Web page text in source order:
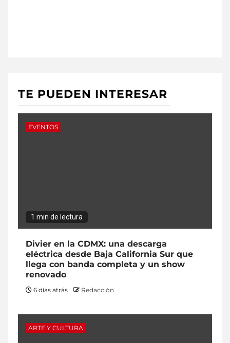
TE PUEDEN INTERESAR
EVENTOS
1 min de lectura
Divier en la CDMX: una descarga
eléctrica desde Baja California Sur que
llega con banda completa y un show
renovado
6 días atrás Redacciòn
ARTE Y CULTURA